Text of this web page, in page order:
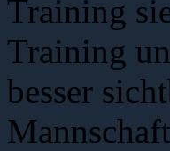
Training
Training
besser